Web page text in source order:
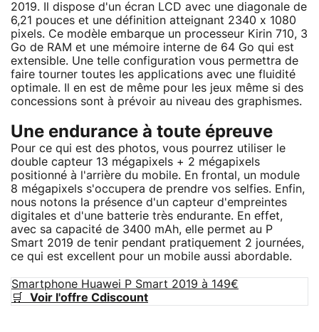
2019. Il dispose d'un écran LCD avec une diagonale de
6,21 pouces et une définition atteignant 2340 x 1080
pixels. Ce modèle embarque un processeur Kirin 710, 3
Go de RAM et une mémoire interne de 64 Go qui est
extensible. Une telle configuration vous permettra de
faire tourner toutes les applications avec une fluidité
optimale. Il en est de même pour les jeux même si des
concessions sont à prévoir au niveau des graphismes.
Une endurance à toute épreuve
Pour ce qui est des photos, vous pourrez utiliser le
double capteur 13 mégapixels + 2 mégapixels
positionné à l'arrière du mobile. En frontal, un module
8 mégapixels s'occupera de prendre vos selfies. Enfin,
nous notons la présence d'un capteur d'empreintes
digitales et d'une batterie très endurante. En effet,
avec sa capacité de 3400 mAh, elle permet au P
Smart 2019 de tenir pendant pratiquement 2 journées,
ce qui est excellent pour un mobile aussi abordable.
Smartphone Huawei P Smart 2019 à 149€
🛒 Voir l'offre Cdiscount